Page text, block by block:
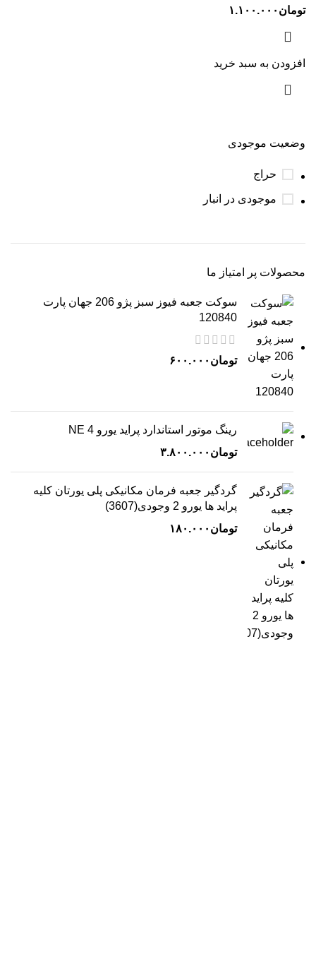
وضعیت موجودی
حراج
موجودی در انبار
محصولات پر امتیاز ما
سوکت جعبه فیوز سبز پژو 206 جهان پارت
120840
تومان ۶۰۰.۰۰۰
رینگ موتور استاندارد پراید یورو 4 NE
تومان ۳.۸۰۰.۰۰۰
گردگیر جعبه فرمان مکانیکی پلی یورتان کلیه
پراید ها یورو 2 وجودی(3607)
تومان ۱۸۰.۰۰۰
تومان ۱.۱۰۰.۰۰۰
افزودن به سبد خرید